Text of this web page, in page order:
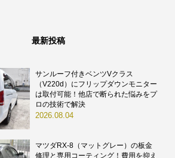
最新投稿
サンルーフ付きベンツVクラス
（V220d）にフリップダウンモニター
は取付可能！他店で断られた悩みをプ
ロの技術で解決
2026.08.04
マツダRX-8（マットグレー）の板金
修理と専用コーティング！費用を抑え